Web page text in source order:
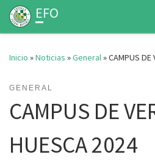
Saltar al contenido
EFO
Inicio »Noticias »General»CAMPUS DE
GENERAL
CAMPUS DE
HUESCA 2024